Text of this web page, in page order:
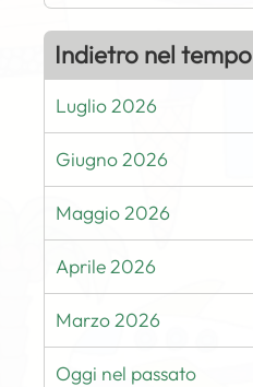
Indietro nel tempo
Luglio 2026
Giugno 2026
Maggio 2026
Aprile 2026
Marzo 2026
Oggi nel passato